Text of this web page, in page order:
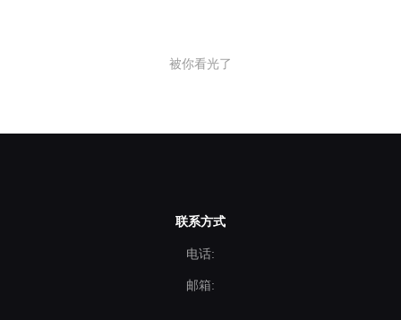
被你看光了
联系方式
电话:
邮箱: